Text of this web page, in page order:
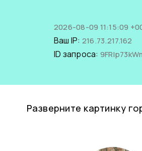
2026-08-09 11:15:09
Ваш IP: 216.73.217.162
ID запроса:
Разверните картинку